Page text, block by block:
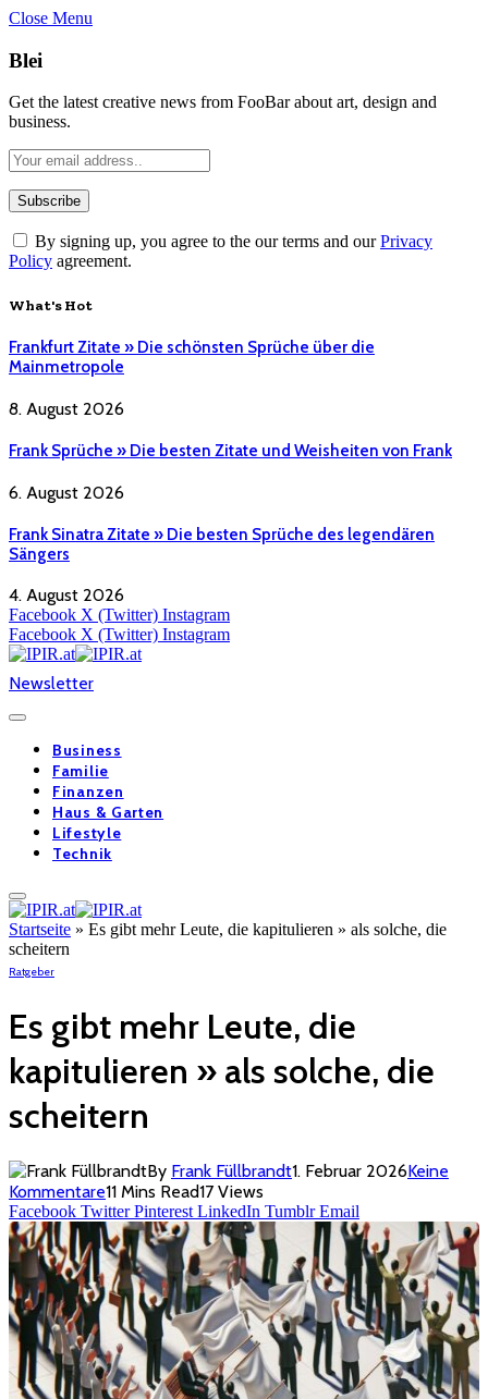
Close Menu
Blei
Get the latest creative news from FooBar about art, design and
business.
By signing up, you agree to the our terms and ourPrivacy
Policy agreement.
What's Hot
Frankfurt Zitate » Die schönsten Sprüche über die
Mainmetropole
8. August 2026
Frank Sprüche » Die besten Zitate und Weisheiten von Frank
6. August 2026
Frank Sinatra Zitate » Die besten Sprüche des legendären
Sängers
4. August 2026
Facebook X (Twitter) Instagram
Facebook X (Twitter) Instagram
Newsletter
Business
Familie
Finanzen
Haus & Garten
Lifestyle
Technik
Startseite » Es gibt mehr Leute, die kapitulieren » als solche, die
scheitern
Ratgeber
Es gibt mehr Leute, die
kapitulieren » als solche, die
scheitern
By Frank Füllbrandt1. Februar 2026Keine
Kommentare11 Mins Read17 Views
Facebook Twitter Pinterest LinkedIn Tumblr Email